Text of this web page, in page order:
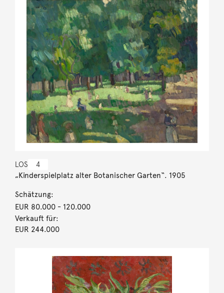
LOS 4
„Kinderspielplatz alter Botanischer Garten“. 1905
Schätzung:
EUR 80.000- 120.000
Verkauft für:
EUR 244.000